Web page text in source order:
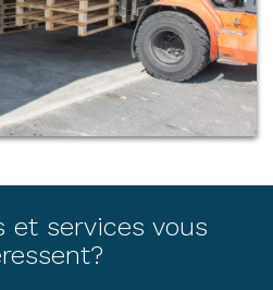
et services vous